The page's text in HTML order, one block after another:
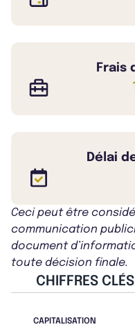
Frais
Délai
Ceci peut être
communication
document
toute décision finale.
CHIFFRES
CAPITALISATION